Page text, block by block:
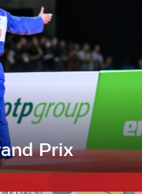
Prix